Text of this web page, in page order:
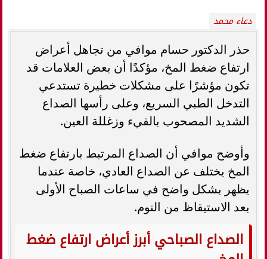
دعاء محمد
حذر الدكتور حسام موافي من تجاهل أعراض
ارتفاع ضغط المخ، مؤكدًا أن بعض العلامات قد
تكون مؤشرًا على مشكلات خطيرة تستدعي
التدخل الطبي السريع، وعلى رأسها الصداع
الشديد المصحوب بالقيء وزغللة العين.
وأوضح موافي أن الصداع المرتبط بارتفاع ضغط
المخ يختلف عن الصداع العادي، خاصة عندما
يظهر بشكل واضح في ساعات الصباح الأولى
بعد الاستيقاظ من النوم.
الصداع الصباحي أبرز أعراض ارتفاع ضغط